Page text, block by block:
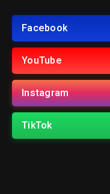
Facebook
YouTube
Instagram
TikTok